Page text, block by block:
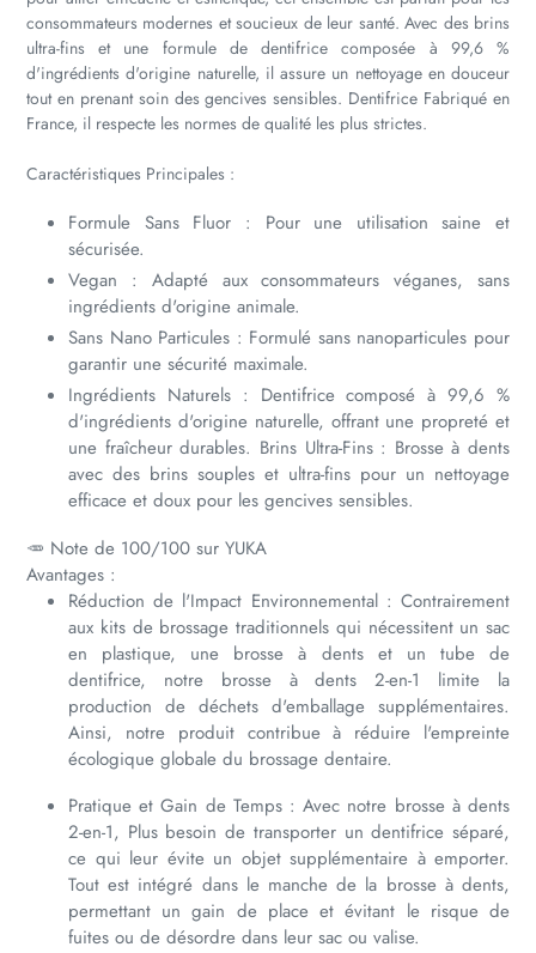
consommateurs modernes et soucieux de leur santé. Avec des brins
ultra-fins et une formule de dentifrice composée à 99,6 %
d'ingrédients d'origine naturelle, il assure un nettoyage en douceur
tout en prenant soin des gencives sensibles. Dentifrice Fabriqué en
France, il respecte les normes de qualité les plus strictes.
Caractéristiques Principales :
Formule Sans Fluor : Pour une utilisation saine et
sécurisée.
Vegan : Adapté aux consommateurs véganes, sans
ingrédients d'origine animale.
Sans Nano Particules : Formulé sans nanoparticules pour
garantir une sécurité maximale.
Ingrédients Naturels : Dentifrice composé à 99,6 %
d'ingrédients d'origine naturelle, offrant une propreté et
une fraîcheur durables. Brins Ultra-Fins : Brosse à dents
avec des brins souples et ultra-fins pour un nettoyage
efficace et doux pour les gencives sensibles.
🥕 Note de 100/100 sur YUKA
Avantages :
Réduction de l'Impact Environnemental : Contrairement
aux kits de brossage traditionnels qui nécessitent un sac
en plastique, une brosse à dents et un tube de
dentifrice, notre brosse à dents 2-en-1 limite la
production de déchets d'emballage supplémentaires.
Ainsi, notre produit contribue à réduire l'empreinte
écologique globale du brossage dentaire.
Pratique et Gain de Temps : Avec notre brosse à dents
2-en-1, Plus besoin de transporter un dentifrice séparé,
ce qui leur évite un objet supplémentaire à emporter.
Tout est intégré dans le manche de la brosse à dents,
permettant un gain de place et évitant le risque de
fuites ou de désordre dans leur sac ou valise.